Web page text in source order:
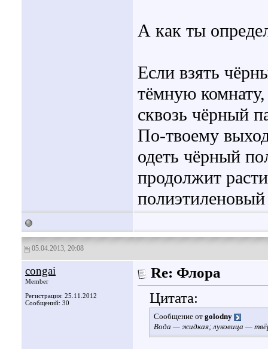
А как ты
Если взять
тёмную
сквозь чёрный
По-твоему
одеть чёрный
продолжит
05.04.2013, 20:08
congai
Member
Регистрация: 25.11.2012
Сообщений: 30
Re: Флора
Цитата:
Сообщение от golodny
Вода — жидкая; луковица —